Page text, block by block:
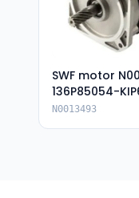
SWF motor
136P85054-
N0013493